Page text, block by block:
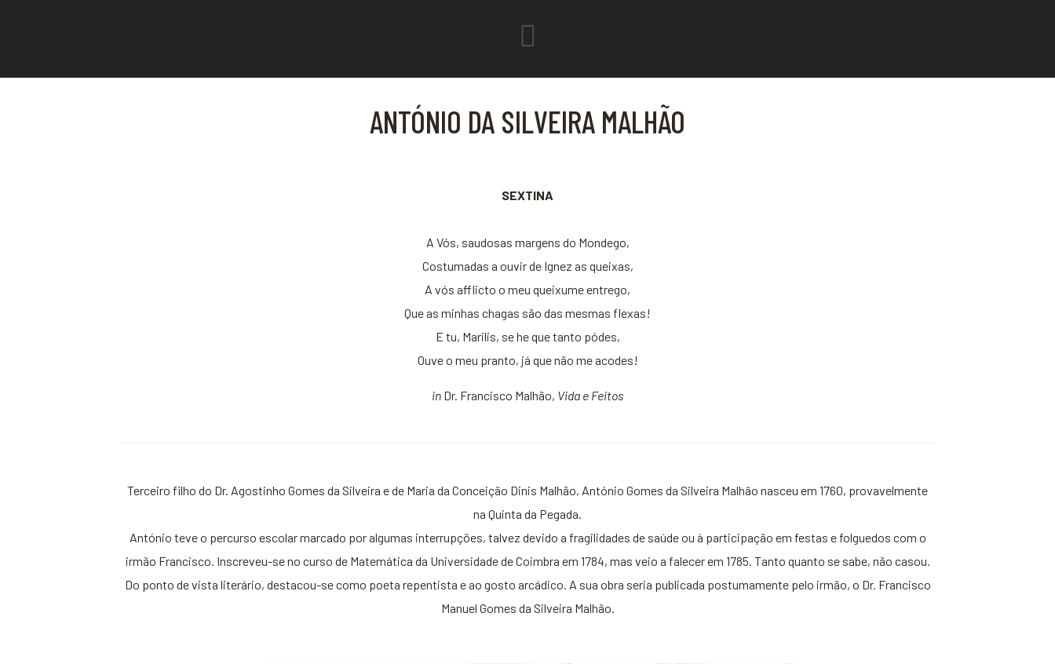
ANTÓNIO DA SILVEIRA MALHÃO
SEXTINA
A Vós, saudosas margens do Mondego,
Costumadas a ouvir de Ignez as queixas,
A vós afflicto o meu queixume entrego,
Que as minhas chagas são das mesmas flexas!
E tu, Marilis, se he que tanto pódes,
Ouve o meu pranto, já que não me acodes!
in Dr. Francisco Malhão, Vida e Feitos
Terceiro filho do Dr. Agostinho Gomes da Silveira e de Maria da Conceição Dinis Malhão, António Gomes da Silveira Malhão nasceu em 1760, provavelmente
na Quinta da Pegada.
António teve o percurso escolar marcado por algumas interrupções, talvez devido a fragilidades de saúde ou à participação em festas e folguedos com o
irmão Francisco. Inscreveu-se no curso de Matemática da Universidade de Coimbra em 1784, mas veio a falecer em 1785. Tanto quanto se sabe, não casou.
Do ponto de vista literário, destacou-se como poeta repentista e ao gosto arcádico. A sua obra seria publicada postumamente pelo irmão, o Dr. Francisco
Manuel Gomes da Silveira Malhão.